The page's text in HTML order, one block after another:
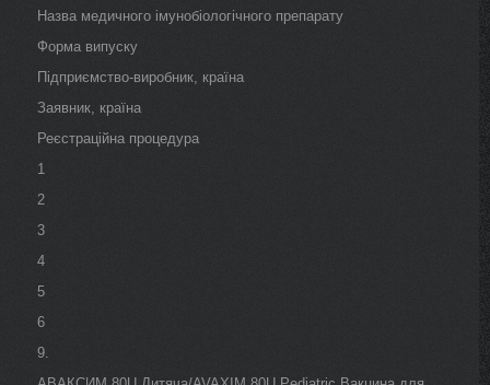
Назва медичного імунобіологічного препарату
Форма випуску
Підприємство-виробник, країна
Заявник, країна
Реєстраційна процедура
1
2
3
4
5
6
9.